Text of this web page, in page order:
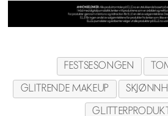
FESTSESONGEN
GLITRENDE MAKEUP